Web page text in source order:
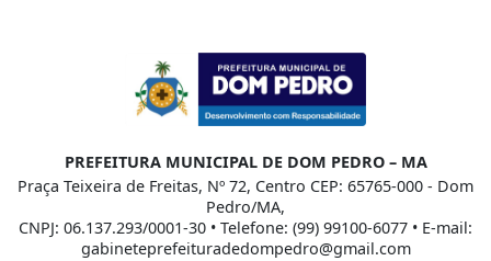
PREFEITURA MUNICIPAL DE DOM PEDRO – MA
Praça Teixeira de Freitas, Nº 72, Centro CEP: 65765-000 - Dom
Pedro/MA,
CNPJ: 06.137.293/0001-30 • Telefone: (99) 99100-6077 • E-mail:
gabineteprefeituradedompedro@gmail.com